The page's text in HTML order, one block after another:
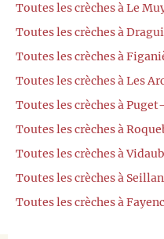
Toutes les crèches à Le
Toutes les crèches à
Toutes les crèches à
Toutes les crèches à Les
Toutes les crèches à
Toutes les crèches à
Toutes les crèches à
Toutes les crèches à
Toutes les crèches à